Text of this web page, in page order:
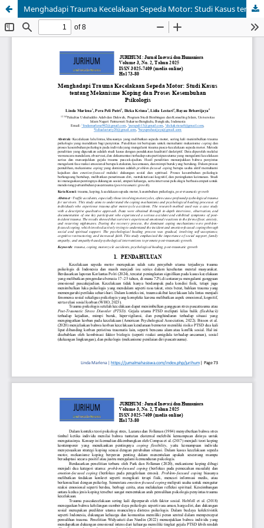
Menghadapi Trauma Kecelakaan Sepeda Motor: Studi Kasus tentang Mekanisme Koping dan Proses Kesembuhan Psikologis